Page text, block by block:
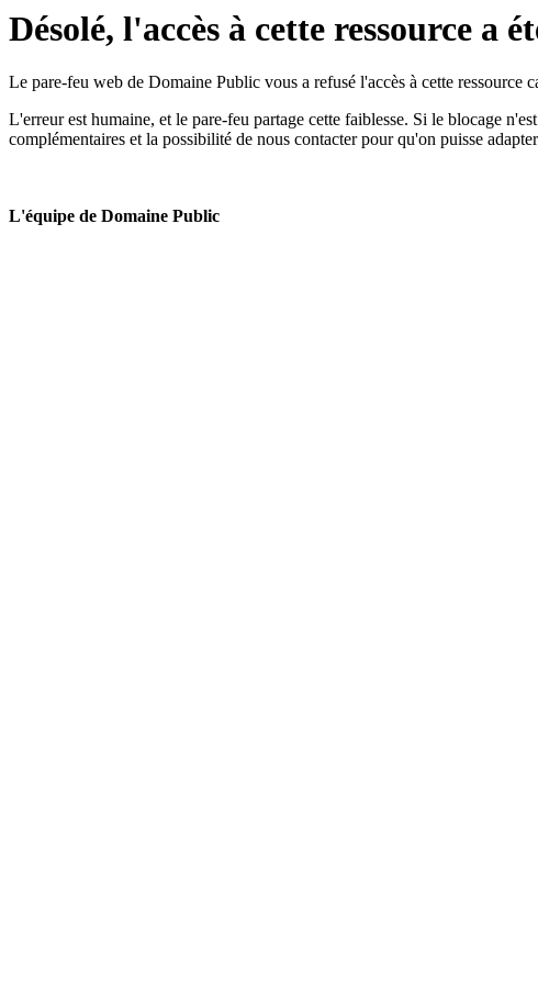
Désolé, l'accès à cette ressource a
Le pare-feu web de Domaine Public vous a refusé l'accès à cette ressource
L'erreur est humaine, et le pare-feu partage cette faiblesse. Si le blocage
complémentaires et la possibilité de nous contacter pour qu'on puisse
L'équipe de Domaine Public